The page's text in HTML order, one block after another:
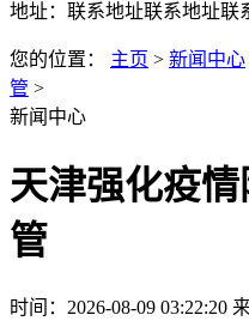
地址：联系地址联系地址联
您的位置： 主页 > 新闻中心
管 >
新闻中心
天津强化疫
管
时间：2026-08-09 03:22:20